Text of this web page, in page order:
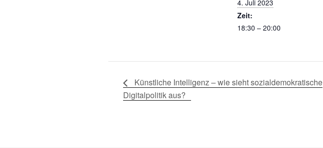
4. Juli 2023
Zeit:
18:30 – 20:00
Künstliche Intelligenz – wie sieht sozialdemokratische
Digitalpolitik aus?